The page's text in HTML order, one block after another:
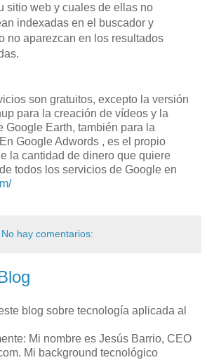
sitio weby cuales de ellas no
indexadas en el buscador y
no aparezcan en los resultados
son gratuitos, excepto la versión
para la creación de vídeos y la
Google Earth, también para la
Google Adwords , es el propio
la cantidad de dinero que quiere
todos los servicios de Google en
No hay comentarios:
blog sobre tecnología aplicada al
Mi nombre es Jesús Barrio, CEO
. Mi background tecnológico